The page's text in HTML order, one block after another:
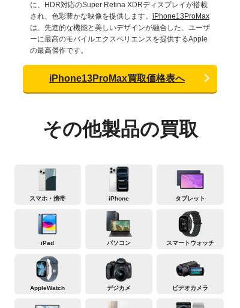
に、HDR対応のSuper Retina XDRディスプレイが搭載
され、色彩豊かな映像を提供します。 iPhone13ProMax
は、先進的な機能と美しいデザインが融合した、ユーザ
ーに最高のモバイルエクスペリエンスを提供するApple
の最高傑作です。
iPhone13ProMax買取価格表へ
その他製品の買取
スマホ・携帯 iPhone タブレット
iPad パソコン スマートウォッチ
AppleWatch デジカメ ビデオカメラ